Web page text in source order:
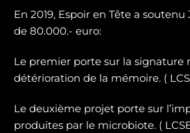
En 2019, Espoir en Tête a
de 80.000.- euro:
Le premier porte sur la signature
détérioration de la mémoire. (
Le deuxième projet porte sur
produites par le microbiote. (